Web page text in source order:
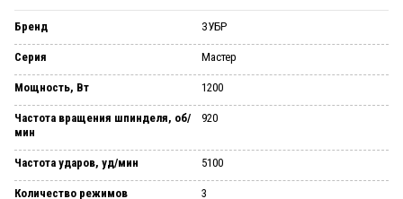
Бренд ЗУБР
Серия Мастер
Мощность, Вт 1200
Частота вращения шпинделя, об/
мин
920
Частота ударов, уд/мин 5100
Количество режимов 3